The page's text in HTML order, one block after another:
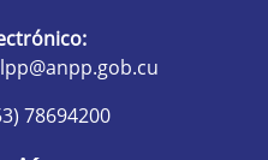
78694200